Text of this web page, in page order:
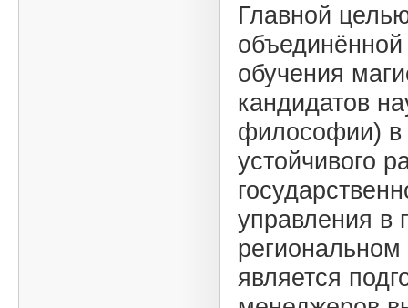
Главной
обучения
кандидатов
философии) в
устойчивого
управления в
региональном
является